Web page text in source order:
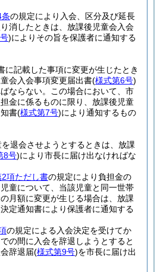
の規定により入会、区分及び延長
消したときは、放課後児童会入会
)によりその旨を保護者に通知する
に記載した事項に変更が生じたとき
会入会事項変更届出書(様式第6号)
ならない。
この場合において、市
金に係るものに限り、放課後児童
書(様式第7号)により通知するもの
退会させようとするときは、放課
8号)により市長に届け出なければな
項ただし書の規定により負担金の
童について、当該児童と同一世帯
月額に変更が生じる場合は、放課
定通知書により保護者に通知する
の規定による入会決定を受けてか
の間に入会を辞退しようとすると
辞退届(様式第9号)を市長に届け出